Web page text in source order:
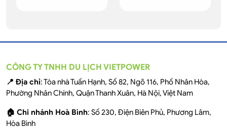
CÔNG TY TNHH DU LỊCH VIETPOWER
📍 Địa chỉ: Tòa nhà Tuấn Hạnh, Số 82, Ngõ 116, Phố Nhân Hòa,
Phường Nhân Chính, Quận Thanh Xuân, Hà Nội, Việt Nam
🏠 Chi nhánh Hoà Bình: Số 230, Điện Biên Phủ, Phương Lâm,
Hòa Bình